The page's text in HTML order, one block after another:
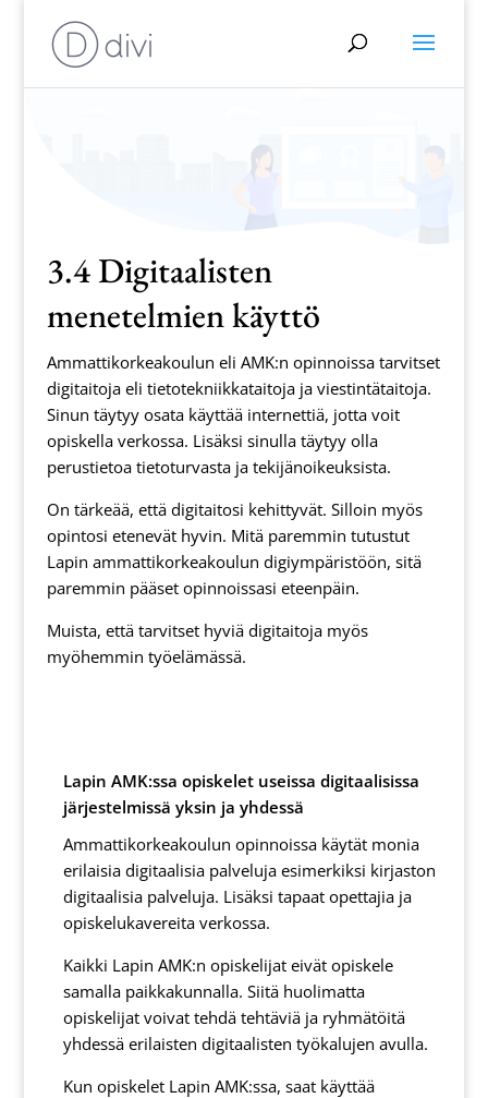
3.4 Digitaalisten
menetelmien käyttö
Ammattikorkeakoulun eli AMK:n opinnoissa tarvitset
digitaitoja eli tietotekniikkataitoja ja viestintätaitoja.
Sinun täytyy osata käyttää internettiä, jotta voit
opiskella verkossa. Lisäksi sinulla täytyy olla
perustietoa tietoturvasta ja tekijänoikeuksista.
On tärkeää, että digitaitosi kehittyvät. Silloin myös
opintosi etenevät hyvin. Mitä paremmin tutustut
Lapin ammattikorkeakoulun digiympäristöön, sitä
paremmin pääset opinnoissasi eteenpäin.
Muista, että tarvitset hyviä digitaitoja myös
myöhemmin työelämässä.
Lapin AMK:ssa opiskelet useissa digitaalisissa
järjestelmissä yksin ja yhdessä
Ammattikorkeakoulun opinnoissa käytät monia
erilaisia digitaalisia palveluja esimerkiksi kirjaston
digitaalisia palveluja. Lisäksi tapaat opettajia ja
opiskelukavereita verkossa.
Kaikki Lapin AMK:n opiskelijat eivät opiskele
samalla paikkakunnalla. Siitä huolimatta
opiskelijat voivat tehdä tehtäviä ja ryhmätöitä
yhdessä erilaisten digitaalisten työkalujen avulla.
Kun opiskelet Lapin AMK:ssa, saat käyttää